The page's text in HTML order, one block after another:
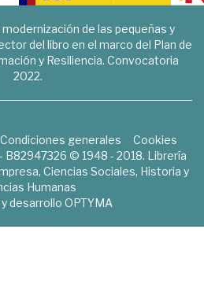
modernización de las pequeñas y
del libro en el marco del Plan de
y Resiliencia. Convocatoria
2022.
Condiciones generales
Cookies
B82947326 © 1948 - 2018. Librería
Ciencias Sociales, Historia y
Humanas
desarrollo OPTYMA